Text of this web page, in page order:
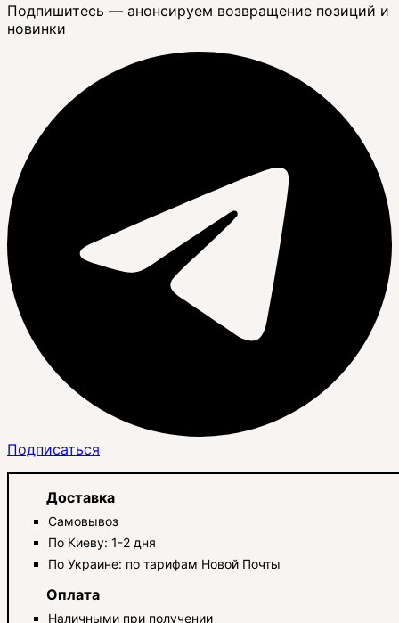
Подпишитесь — анонсируем возвращение позиций и
новинки
Подписаться
Доставка
Самовывоз
По Киеву: 1-2 дня
По Украине: по тарифам Новой Почты
Оплата
Наличными при получении